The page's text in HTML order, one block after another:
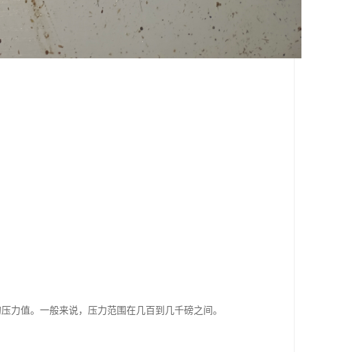
值。一般来说，压力范围在几百到几千磅之间。